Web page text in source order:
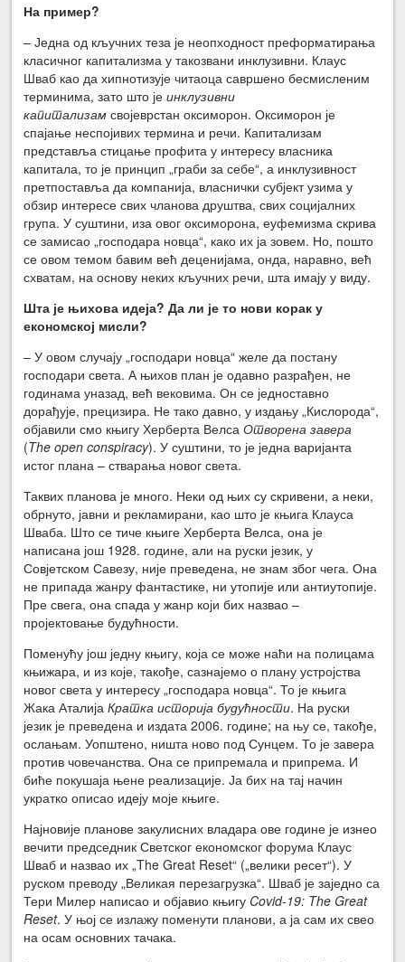
На пример?
– Једна од кључних теза је неопходност преформатирања
класичног капитализма у такозвани инклузивни. Клаус
Шваб као да хипнотизује читаоца савршено бесмисленим
терминима, зато што је инклузивни
капитализам својеврстан оксиморон. Оксиморон је
спајање неспојивих термина и речи. Капитализам
представља стицање профита у интересу власника
капитала, то је принцип „граби за себе“, а инклузивност
претпоставља да компанија, власнички субјект узима у
обзир интересе свих чланова друштва, свих социјалних
група. У суштини, иза овог оксиморона, еуфемизма скрива
се замисао „господара новца“, како их ја зовем. Но, пошто
се овом темом бавим већ деценијама, онда, наравно, већ
схватам, на основу неких кључних речи, шта имају у виду.
Шта је њихова идеја? Да ли је то нови корак у
економској мисли?
– У овом случају „господари новца“ желе да постану
господари света. А њихов план је одавно разрађен, не
годинама уназад, већ вековима. Он се једноставно
дорађује, прецизира. Не тако давно, у издању „Кислорода“,
објавили смо књигу Херберта ВелсаОтворена завера
(The open conspiracy). У суштини, то је једна варијанта
истог плана – стварања новог света.
Таквих планова је много. Неки од њих су скривени, а неки,
обрнуто, јавни и рекламирани, као што је књига Клауса
Шваба. Што се тиче књиге Херберта Велса, она је
написана још 1928. године, али на руски језик, у
Совјетском Савезу, није преведена, не знам због чега. Она
не припада жанру фантастике, ни утопије или антиутопије.
Пре свега, она спада у жанр који бих назвао –
пројектовање будућности.
Поменућу још једну књигу, која се може наћи на полицама
књижара, и из које, такође, сазнајемо о плану устројства
новог света у интересу „господара новца“. То је књига
Жака АталијаКратка историја будућности. На руски
језик је преведена и издата 2006. године; на њу се, такође,
ослањам. Уопштено, ништа ново под Сунцем. То је завера
против човечанства. Она се припремала и припрема. И
биће покушаја њене реализације. Ја бих на тај начин
укратко описао идеју моје књиге.
Најновије планове закулисних владара ове године је изнео
вечити председник Светског економског форума Клаус
Шваб и назвао их „The Great Reset“ („велики ресет“). У
руском преводу „Великая перезагрузка“. Шваб је заједно са
Тери Милер написао и објавио књигу Covid-19: The Great
Reset. У њој се излажу поменути планови, а ја сам их свео
на осам основних тачака.